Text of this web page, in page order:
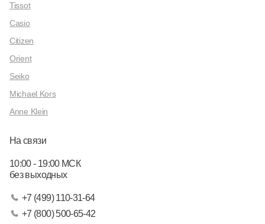
Tissot
Casio
Citizen
Orient
Seiko
Michael Kors
Anne Klein
На связи
10:00 - 19:00 МСК
без выходных
+7 (499) 110-31-64
+7 (800) 500-65-42